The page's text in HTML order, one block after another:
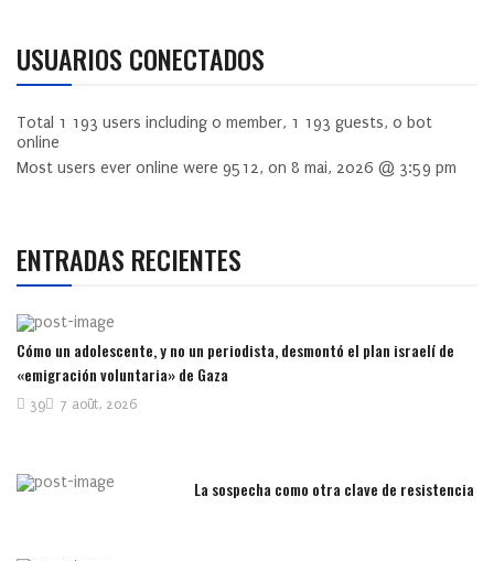
USUARIOS CONECTADOS
Total 1 193 users including 0 member, 1 193 guests, 0 bot
online
Most users ever online were 9512, on 8 mai, 2026 @ 3:59 pm
ENTRADAS RECIENTES
Cómo un adolescente, y no un periodista, desmontó el plan israelí de
«emigración voluntaria» de Gaza
7 août, 2026
39
La sospecha como otra clave de resistencia